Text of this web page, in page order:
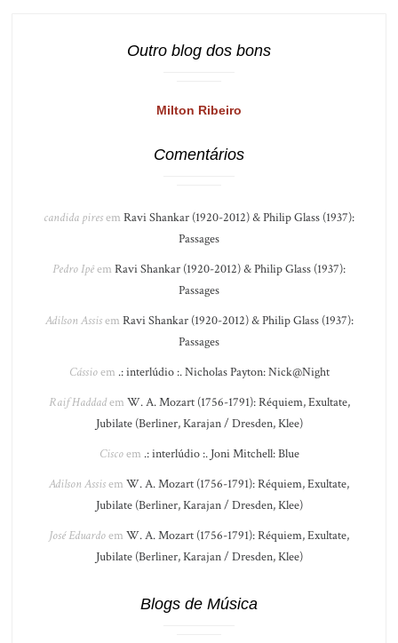
Outro blog dos bons
Milton Ribeiro
Comentários
candida piresem Ravi Shankar (1920-2012) & Philip Glass (1937):
Passages
Pedro Ipêem Ravi Shankar (1920-2012) & Philip Glass (1937):
Passages
Adilson Assisem Ravi Shankar (1920-2012) & Philip Glass (1937):
Passages
Cássioem .: interlúdio :. Nicholas Payton: Nick@Night
Raif Haddadem W. A. Mozart (1756-1791): Réquiem, Exultate,
Jubilate (Berliner, Karajan / Dresden, Klee)
Ciscoem .: interlúdio :. Joni Mitchell: Blue
Adilson Assisem W. A. Mozart (1756-1791): Réquiem, Exultate,
Jubilate (Berliner, Karajan / Dresden, Klee)
José Eduardoem W. A. Mozart (1756-1791): Réquiem, Exultate,
Jubilate (Berliner, Karajan / Dresden, Klee)
Blogs de Música